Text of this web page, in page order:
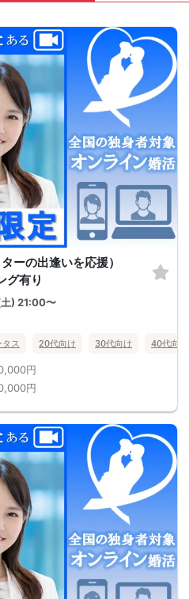
ーの出逢いを応援）
グ有り
) 21:00〜
ス 20代向け 30代向け 40代向け
円
円